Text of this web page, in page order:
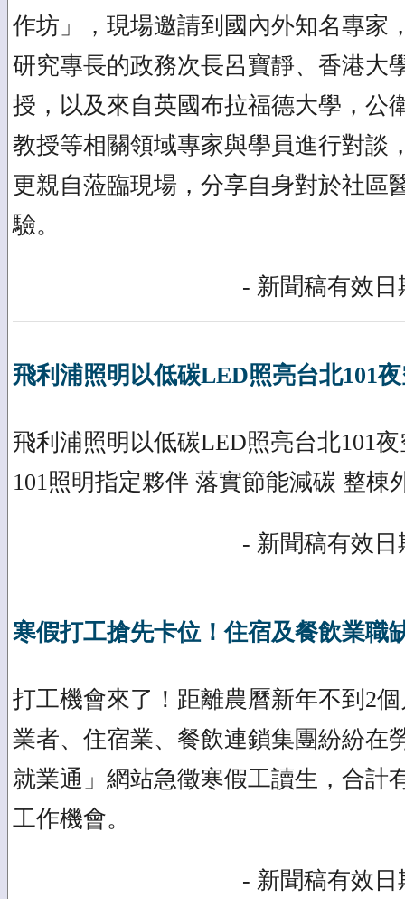
作坊」，現場邀請到國內外知名專家
研究專長的政務次長呂寶靜、香港大
授，以及來自英國布拉福德大學，公
教授等相關領域專家與學員進行對談
更親自蒞臨現場，分享自身對於社區
驗。
- 新聞稿有效日
飛利浦照明以低碳LED照亮台北101
飛利浦照明以低碳LED照亮台北101
101照明指定夥伴 落實節能減碳 整棟
- 新聞稿有效日
寒假打工搶先卡位！住宿及餐飲業職
打工機會來了！距離農曆新年不到2
業者、住宿業、餐飲連鎖集團紛紛在
就業通」網站急徵寒假工讀生，合計
工作機會。
- 新聞稿有效日